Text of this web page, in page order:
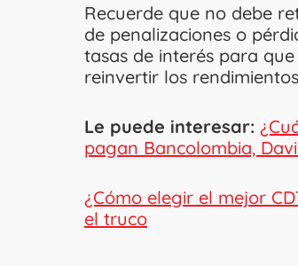
Recuerde que no debe
de penalizaciones o
tasas de interés para
reinvertir los
Le puede interesar:
pagan Bancolombia,
¿Cómo elegir el mejor
el truco